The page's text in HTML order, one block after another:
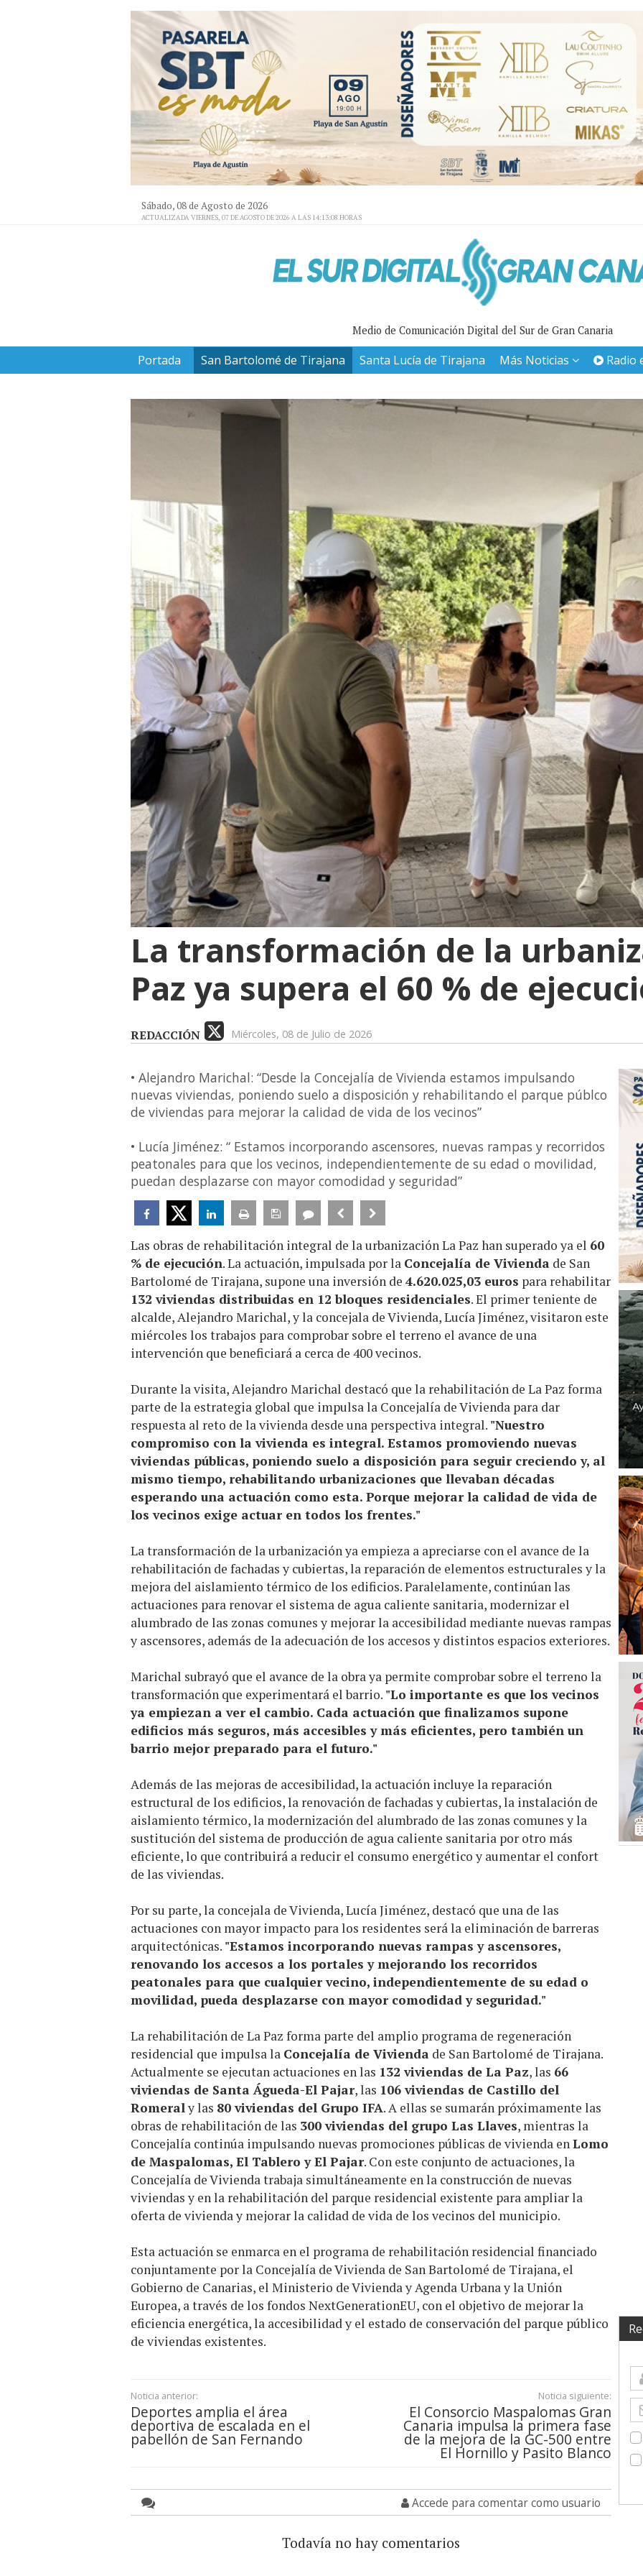
Sábado, 08 de Agosto de 2026
ACTUALIZADA VIERNES, 07 DE AGOSTO DE 2026 A LAS 14:13:08 HORAS
Medio de Comunicación Digital del Sur de Gran Canaria
Portada San Bartolomé de Tirajana Santa Lucía de Tirajana Más Noticias Radio
La transformación de la
Paz ya supera el 60 % de
REDACCIÓN Miércoles, 08 de Julio de 2026
• Alejandro Marichal: “Desde la Concejalía de Vivienda estamos impulsando
nuevas viviendas, poniendo suelo a disposición y rehabilitando el parque públco
de viviendas para mejorar la calidad de vida de los vecinos”
• Lucía Jiménez: “ Estamos incorporando ascensores, nuevas rampas y recorridos
peatonales para que los vecinos, independientemente de su edad o movilidad,
puedan desplazarse con mayor comodidad y seguridad”
Las obras de rehabilitación integral de la urbanización La Paz han superado ya el 60
% de ejecución. La actuación, impulsada por la Concejalía de Vivienda de San
Bartolomé de Tirajana, supone una inversión de 4.620.025,03 euros para rehabilitar
132 viviendas distribuidas en 12 bloques residenciales. El primer teniente de
alcalde, Alejandro Marichal, y la concejala de Vivienda, Lucía Jiménez, visitaron este
miércoles los trabajos para comprobar sobre el terreno el avance de una
intervención que beneficiará a cerca de 400 vecinos.
Durante la visita, Alejandro Marichal destacó que la rehabilitación de La Paz forma
parte de la estrategia global que impulsa la Concejalía de Vivienda para dar
respuesta al reto de la vivienda desde una perspectiva integral. "Nuestro
compromiso con la vivienda es integral. Estamos promoviendo nuevas
viviendas públicas, poniendo suelo a disposición para seguir creciendo y, al
mismo tiempo, rehabilitando urbanizaciones que llevaban décadas
esperando una actuación como esta. Porque mejorar la calidad de vida de
los vecinos exige actuar en todos los frentes."
La transformación de la urbanización ya empieza a apreciarse con el avance de la
rehabilitación de fachadas y cubiertas, la reparación de elementos estructurales y la
mejora del aislamiento térmico de los edificios. Paralelamente, continúan las
actuaciones para renovar el sistema de agua caliente sanitaria, modernizar el
alumbrado de las zonas comunes y mejorar la accesibilidad mediante nuevas rampas
y ascensores, además de la adecuación de los accesos y distintos espacios exteriores.
Marichal subrayó que el avance de la obra ya permite comprobar sobre el terreno la
transformación que experimentará el barrio. "Lo importante es que los vecinos
ya empiezan a ver el cambio. Cada actuación que finalizamos supone
edificios más seguros, más accesibles y más eficientes, pero también un
barrio mejor preparado para el futuro."
Además de las mejoras de accesibilidad, la actuación incluye la reparación
estructural de los edificios, la renovación de fachadas y cubiertas, la instalación de
aislamiento térmico, la modernización del alumbrado de las zonas comunes y la
sustitución del sistema de producción de agua caliente sanitaria por otro más
eficiente, lo que contribuirá a reducir el consumo energético y aumentar el confort
de las viviendas.
Por su parte, la concejala de Vivienda, Lucía Jiménez, destacó que una de las
actuaciones con mayor impacto para los residentes será la eliminación de barreras
arquitectónicas. "Estamos incorporando nuevas rampas y ascensores,
renovando los accesos a los portales y mejorando los recorridos
peatonales para que cualquier vecino, independientemente de su edad o
movilidad, pueda desplazarse con mayor comodidad y seguridad."
La rehabilitación de La Paz forma parte del amplio programa de regeneración
residencial que impulsa la Concejalía de Vivienda de San Bartolomé de Tirajana.
Actualmente se ejecutan actuaciones en las 132 viviendas de La Paz, las 66
viviendas de Santa Águeda-El Pajar, las 106 viviendas de Castillo del
Romeraly las 80 viviendas del Grupo IFA. A ellas se sumarán próximamente las
obras de rehabilitación de las 300 viviendas del grupo Las Llaves, mientras la
Concejalía continúa impulsando nuevas promociones públicas de vivienda enLomo
de Maspalomas, El Tablero y El Pajar. Con este conjunto de actuaciones, la
Concejalía de Vivienda trabaja simultáneamente en la construcción de nuevas
viviendas y en la rehabilitación del parque residencial existente para ampliar la
oferta de vivienda y mejorar la calidad de vida de los vecinos del municipio.
Esta actuación se enmarca en el programa de rehabilitación residencial financiado
conjuntamente por la Concejalía de Vivienda de San Bartolomé de Tirajana, el
Gobierno de Canarias, el Ministerio de Vivienda y Agenda Urbana y la Unión
Europea, a través de los fondos NextGenerationEU, con el objetivo de mejorar la
eficiencia energética, la accesibilidad y el estado de conservación del parque público
de viviendas existentes.
Noticia anterior:
Deportes amplia el área
deportiva de escalada en el
pabellón de San Fernando
Noticia siguiente:
El Consorcio Maspalomas Gran
Canaria impulsa la primera fase
de la mejora de la GC-500 entre
El Hornillo y Pasito Blanco
Accede para comentar como usuario
Todavía no hay comentarios